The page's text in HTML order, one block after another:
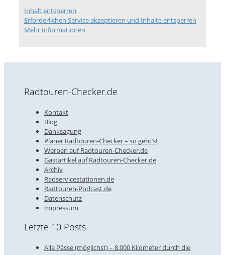
Inhalt entsperren
Erforderlichen Service akzeptieren und Inhalte entsperren
Mehr Informationen
Radtouren-Checker.de
Kontakt
Blog
Danksagung
Planer Radtouren-Checker – so geht’s!
Werben auf Radtouren-Checker.de
Gastartikel auf Radtouren-Checker.de
Archiv
Radservicestationen.de
Radtouren-Podcast.de
Datenschutz
Impressum
Letzte 10 Posts
Alle Pässe (möglichst) – 8.000 Kilometer durch die